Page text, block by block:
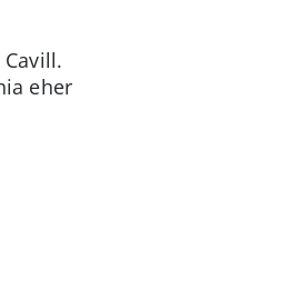
eher